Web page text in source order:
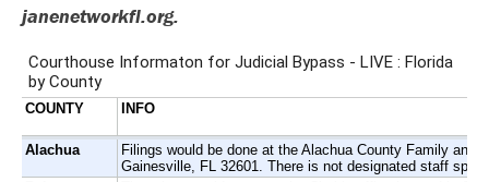
janenetworkfl.org.